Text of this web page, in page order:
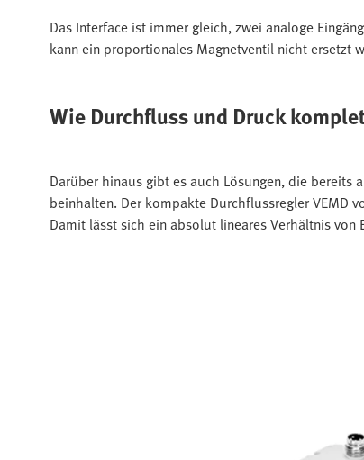
Das Interface ist immer gleich, zwei analoge
kann ein proportionales Magnetventil nicht ersetzt
Wie Durchfluss und Druck
Darüber hinaus gibt es auch Lösungen, die
beinhalten. Der kompakte Durchflussregler VEMD
Damit lässt sich ein absolut lineares Verhältnis von